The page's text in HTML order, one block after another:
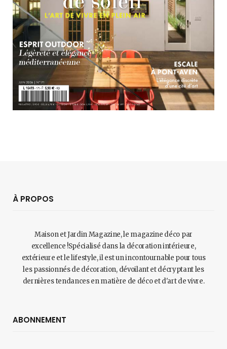
À PROPOS
Maison et Jardin Magazine, le magazine déco par
excellence !Spécialisé dans la décoration intérieure,
extérieure et le lifestyle, il est un incontournable pour tous
les passionnés de décoration, dévoilant et décryptant les
dernières tendances en matière de déco et d'art de vivre.
ABONNEMENT